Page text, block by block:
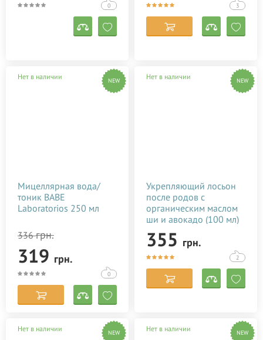
0 3
Нет в наличии NEW
Мицеллярная вода/
тоник BABE
Laboratorios 250 мл
336грн.
319 грн.
0
Нет в наличии NEW
Укрепляющий лосьон
после родов с
органическим маслом
ши и авокадо (100 мл)
355 грн.
2
Нет в наличии NEW Нет в наличии NEW